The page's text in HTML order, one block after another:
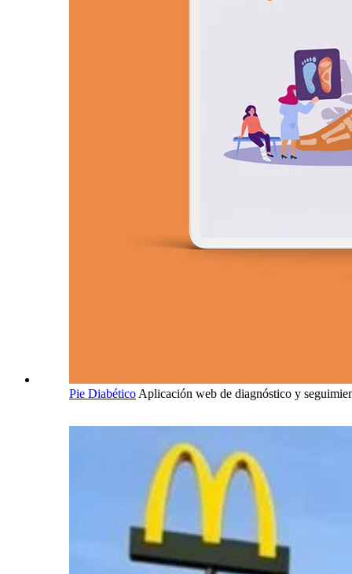
Pie DiabéticoAplicación web de diagnóstico y